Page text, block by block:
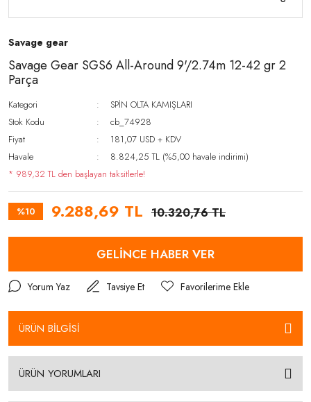
Savage gear
Savage Gear SGS6 All-Around 9'/2.74m 12-42 gr 2
Parça
Kategori
SPİN OLTA KAMIŞLARI
Stok Kodu
cb_74928
Fiyat
181,07 USD + KDV
Havale
8.824,25 TL (%5,00 havale indirimi)
* 989,32 TL den başlayan taksitlerle!
%10 9.288,69 TL 10.320,76 TL
GELİNCE HABER VER
Yorum Yaz Tavsiye Et
ÜRÜN BİLGİSİ
ÜRÜN YORUMLARI